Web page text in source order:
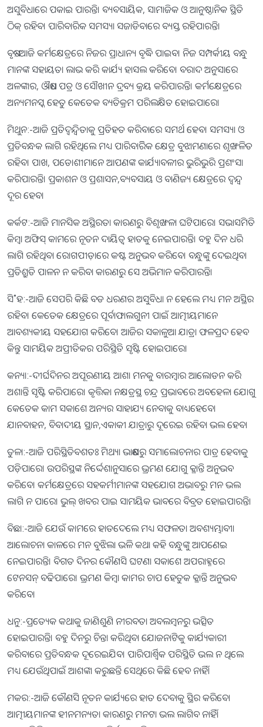
ଅସୁବିଧାରେ ପକାଇ ପାରନ୍ତି। ବ୍ୟବସାୟିକ, ସାମାଜିକ ଓ ଆନୁଷ୍ଠାନିକ ସ୍ଥିତି
ଠିକ୍‌ ରହିବ। ପାରିବାରିକ ସମସ୍ୟା ସଜାଡିବାରେ ବ୍ୟସ୍ତ ରହିପାରନ୍ତି।
ବୃଷ:-ଆଜି କର୍ମକ୍ଷେତ୍ରରେ ନିଜର ପ୍ରାଧାନ୍ୟ ବୃଦ୍ଧି ପାଇବ। ନିଜ ସମ୍ପର୍କୀୟ ବନ୍ଧୁ
ମାନଙ୍କ ସହାୟତା ଲାଭ କରି କାର୍ଯ୍ୟ ହାସଲ କରିବେ। ବରାଦ ଅନୁସାରେ
ଅଳଙ୍କାର, ଔଷଧ ପତ୍ର ଓ ସୌଖୀନ ଦ୍ରବ୍ୟ କ୍ରୟ କରିପାରନ୍ତି। କର୍ମକ୍ଷେତ୍ରରେ
ଅନ୍ୟମନସ୍କ ହେତୁ କେତେକ ବ୍ୟତିକ୍ରମ ପରିଲକ୍ଷିତ ହୋଇପାରେ।
ମିଥୁନ:-ଆଜି ପ୍ରତିଦ୍ୱନ୍ଦ୍ୱିତାକୁ ପ୍ରତିହତ କରିବାରେ ସମର୍ଥ ହେବ। ସମସ୍ୟା ଓ
ପ୍ରତିବନ୍ଧକ ଲାଗି ରହିଥିଲେ ମଧ୍ୟ ପାରିବାରିିକ କ୍ଷେତ୍ର ବୁଝାମଣାରେ ଶୃଙ୍ଖଳିତ
ରହିବ। ପାଖ, ପଡୋଶୀମାନେ ଆପଣଙ୍କ କାର୍ଯ୍ୟାବଳୀର ଭୁରିଭୁରି ପ୍ରଶଂସା
କରିପାରନ୍ତି। ପ୍ରକାଶନ ଓ ପ୍ରଶାସନ,ବ୍ୟବସାୟ ଓ ବାଣିଜ୍ୟ କ୍ଷେତ୍ରରେ ଦ୍ୱନ୍ଦ୍ୱ
ଦୂର ହେବ।
କର୍କଟ:-ଆଜି ମାନସିକ ଅସ୍ଥିରତା କାରଣରୁ ବିଶୃଙ୍ଖଳା ଘଟିପାରେ। ସଭାସମିତି
କିମ୍ବା ଅଫିସ୍‌ କାମରେ ନୂତନ ଦାୟିତ୍ୱ ହାତକୁ ନେଇପାରନ୍ତି। ବହୁ ଦିନ ଧରି
ଲାଗି ରହିଥିବା ରୋଗପୀଡ଼ାରେ କଷ୍ଟ ଅନୁଭବ କରିବେ। ବନ୍ଧୁଙ୍କୁ ଦେଇଥିବା
ପ୍ରତିଶ୍ରୁତି ପାଳନ ନ କରିବା କାରଣରୁ ସେ ଅଭିମାନ କରିପାରନ୍ତି।
ସି˚ହ:-ଆଜି ସେପରି କିଛି ବଡ ଧରଣର ଅସୁବିଧା ନ ହେଲେ ମଧ୍ୟ ମନ ଅସ୍ଥିର
ରହିବ। କେତେକ କ୍ଷେତ୍ରରେ ପୂର୍ବାଫାଲଗୁନୀ ପାଇଁ ଆତ୍ମୀୟମାନେ
ଆବଶ୍ୟକୀୟ ସହଯୋଗ କରିବେ। ଆଜିର ସକାଳୁଆ ଯାତ୍ରା ଫଳପ୍ରଦ ହେବ
କିନ୍ତୁ ସାମୟିକ ଅପ୍ରୀତିକର ପରିସ୍ଥିତି ସୃଷ୍ଟି ହୋଇପାରେ।
କନ୍ୟା:-ଦୀର୍ଘଦିନର ଅପୂରଣୀୟ ଆଶା ମନକୁ ବାରମ୍ବାର ଆଲୋଡନ କରି
ଅଶାନ୍ତି ସୃଷ୍ଟି କରିପାରେ। କୃତ୍ତିକା ନକ୍ଷତ୍ରସ୍ଥ ଚନ୍ଦ୍ର ପ୍ରଭାବରେ ଅବହେଳା ଯୋଗୁ
କେତେକ କାମ ସକାଶେ ଅନ୍ୟର ସାହାଯ୍ୟ ନେବାକୁ ବାଧ୍ୟହେବେ।
ଯାନବାହନ, ବିବାଦୀୟ ସ୍ଥାନ,ଏକାକୀ ଯାତ୍ରାରୁ ଦୂରେଇ ରହିବା ଭଲ ହେବ।
ତୁଳା:-ଆଜି ପରିସ୍ଥିତିବଶତଃ ମିଥ୍ୟା ଭାଷଣରୁ ସମାଲୋଚନାର ପାତ୍ର ହେବାକୁ
ପଡ଼ିପାରେ। ଉପରିସ୍ଥଙ୍କ ନିର୍ଦ୍ଦେଶାନୁସାରେ ଭ୍ରମଣ ଯୋଗୁ କ୍ଳାନ୍ତି ଅନୁଭବ
କରିବେ। କର୍ମକ୍ଷେତ୍ରରେ ସହକର୍ମୀମାନଙ୍କ ସହଯୋଗ ଅଭାବରୁ ମନ ଭଲ
ଲାଗି ନ ପାରେ। ଭୁଲ୍‌ ଖବର ପାଇ ସାମୟିକ ଭାବରେ ବିବ୍ରତ ହୋଇପାରନ୍ତି।
ବିଛା:-ଆଜି ଯେଉଁ କାମରେ ହାତଦେଲେ ମଧ୍ୟ ସଫଳତା ଅବଶ୍ୟମ୍ଭାବୀ।
ଆଲୋଚନା କାଳରେ ମନ ବୁଝିଲା ଭଳି କଥା କହି ବନ୍ଧୁଙ୍କୁ ଆପଣେଇ
ନେଇପାରନ୍ତି। ବିଗତ ଦିନର କୌଣସି ଘଟଣା ସକାଶେ ଅପରାହ୍ନରେ
ଟେନସନ୍‌ ବଢିପାରେ। ଭ୍ରମଣ କିମ୍ବା କାମର ଚାପ ହେତୁକ କ୍ଳାନ୍ତି ଅନୁଭବ
କରିବେ।
ଧନୁ:-ପ୍ରତ୍ୟେକ କଥାକୁ ଜାଣିଶୁଣି ନୀରବତା ଅବଲମ୍ବନରୁ ଭତ୍ସିତ
ହୋଇପାରନ୍ତି। ବହୁ ଦିନରୁ ଚିନ୍ତା କରିଥିବା ଯୋଜନାଟିକୁ କାର୍ଯ୍ୟକାରୀ
କରିବାରେ ପ୍ରତିବନ୍ଧକ ଦୂରେଇଯିବ। ପାରିପାର୍ଶ୍ୱିକ ପରିସ୍ଥିତି ଭଲ ନ ଥିଲେ
ମଧ୍ୟ ଯେଉଁଥିପାଇଁ ଆଶଙ୍କା କରୁଛନ୍ତି ସେଥିରେ କିଛି ହେବ ନାହିଁ।
ମକର:-ଆଜି କୌଣସି ନୂତନ କାର୍ଯ୍ୟରେ ହାତ ଦେବାକୁ ସ୍ଥିର କରିବେ।
ଆତ୍ମୀୟମାନଙ୍କ ହୀନମନ୍ୟତା କାରଣରୁ ମନଟା ଭଲ ଲାଗିବ ନାହିଁ।